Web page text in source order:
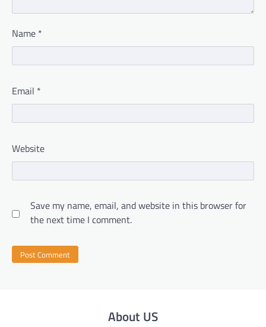
Name *
Email *
Website
Save my name, email, and website in this browser for
the next time I comment.
About US